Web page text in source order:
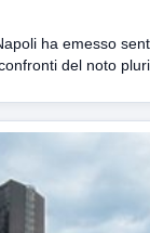
ha emesso
del noto